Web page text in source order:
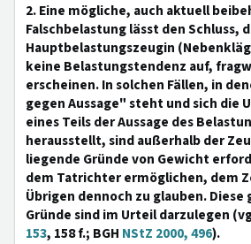
2. Eine mögliche, auch aktuell
Falschbelastung lässt den Schluss,
Hauptbelastungszeugin
keine Belastungstendenz auf,
erscheinen. In solchen Fällen, in
gegen Aussage" steht und sich die
eines Teils der Aussage des
herausstellt, sind außerhalb der
liegende Gründe von Gewicht
dem Tatrichter ermöglichen, dem
Übrigen dennoch zu glauben.
Gründe sind im Urteil darzulegen
153, 158 f.; BGH NStZ 2000, 496).